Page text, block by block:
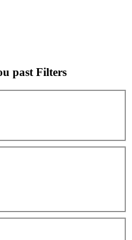
past Filters